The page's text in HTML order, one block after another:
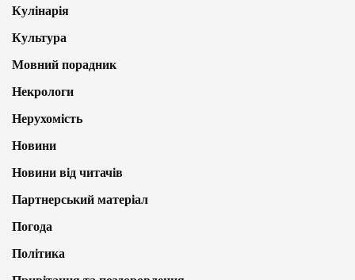
Кулінарія
Культура
Мовний порадник
Некрологи
Нерухомість
Новини
Новини від читачів
Партнерський матеріал
Погода
Політика